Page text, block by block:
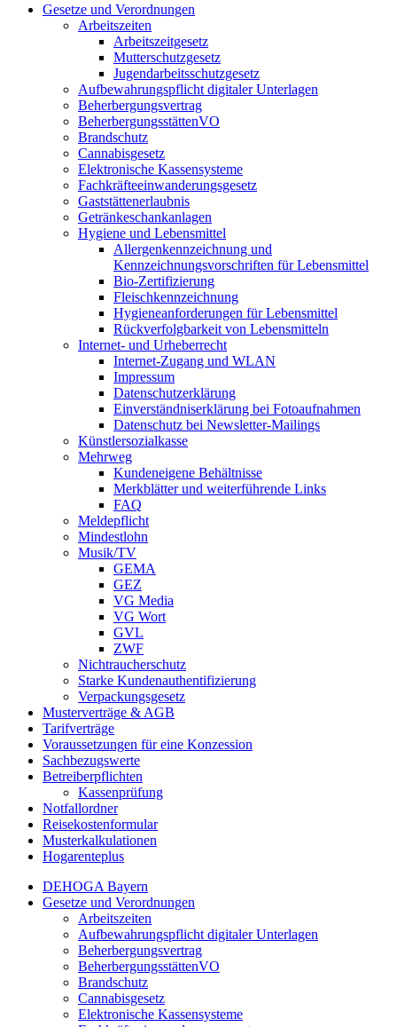
Gesetze und Verordnungen
Arbeitszeiten
Arbeitszeitgesetz
Mutterschutzgesetz
Jugendarbeitsschutzgesetz
Aufbewahrungspflicht digitaler Unterlagen
Beherbergungsvertrag
BeherbergungsstättenVO
Brandschutz
Cannabisgesetz
Elektronische Kassensysteme
Fachkräfteeinwanderungsgesetz
Gaststättenerlaubnis
Getränkeschankanlagen
Hygiene und Lebensmittel
Allergenkennzeichnung und
Kennzeichnungsvorschriften für Lebensmittel
Bio-Zertifizierung
Fleischkennzeichnung
Hygieneanforderungen für Lebensmittel
Rückverfolgbarkeit von Lebensmitteln
Internet- und Urheberrecht
Internet-Zugang und WLAN
Impressum
Datenschutzerklärung
Einverständniserklärung bei Fotoaufnahmen
Datenschutz bei Newsletter-Mailings
Künstlersozialkasse
Mehrweg
Kundeneigene Behältnisse
Merkblätter und weiterführende Links
FAQ
Meldepflicht
Mindestlohn
Musik/TV
GEMA
GEZ
VG Media
VG Wort
GVL
ZWF
Nichtraucherschutz
Starke Kundenauthentifizierung
Verpackungsgesetz
Musterverträge & AGB
Tarifverträge
Voraussetzungen für eine Konzession
Sachbezugswerte
Betreiberpflichten
Kassenprüfung
Notfallordner
Reisekostenformular
Musterkalkulationen
Hogarenteplus
DEHOGA Bayern
Gesetze und Verordnungen
Arbeitszeiten
Aufbewahrungspflicht digitaler Unterlagen
Beherbergungsvertrag
BeherbergungsstättenVO
Brandschutz
Cannabisgesetz
Elektronische Kassensysteme